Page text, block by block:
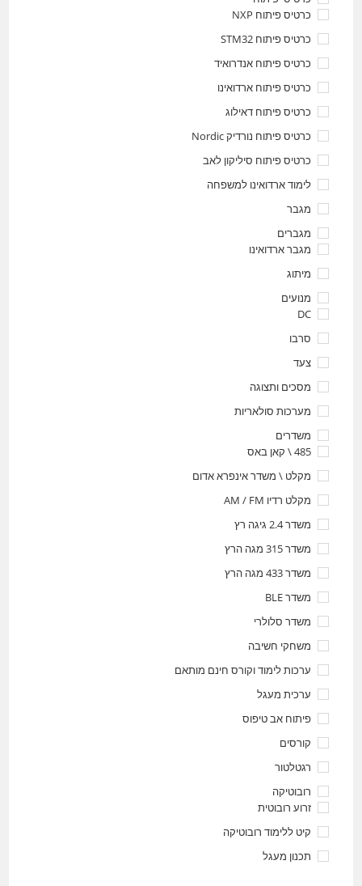
כרטיס פיתוח NXP
כרטיס פיתוח STM32
כרטיס פיתוח אנדרואיד
כרטיס פיתוח ארדואינו
כרטיס פיתוח דאילוג
כרטיס פיתוח נורדיק Nordic
כרטיס פיתוח סיליקון לאב
לימוד ארדואינו למשפחה
מגבר
מגברים
מגבר ארדואינו
מיתוג
מנועים
DC
סרבו
צעד
מסכים ותצוגה
מערכות סולאריות
משדרים
485 \ קאן באס
מקלט \ משדר אינפרא אדום
מקלט רדיו AM / FM
משדר 2.4 גיגה רץ
משדר 315 מגה הרץ
משדר 433 מגה הרץ
משדר BLE
משדר סלולרי
משחקי חשיבה
ערכות לימוד וקורס חינם מותאם
ערכית מעגל
פיתוח אב טיפוס
קורסים
רגטלטור
רובוטיקה
זרוע רובוטית
קיט ללימוד רובוטיקה
תכנון מעגל